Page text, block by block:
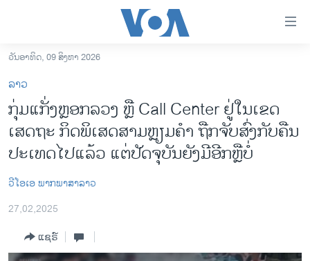
ເຂົ້າ
ຫາ
ຂ້າມ
ຂ້າມ
ຂ້າມ
ໄປ
ຫາ
ຊອກ
ລາວ
ອາເມຣິກາ
ການເລືອກຕັ້ງ ປະທານາທີບໍດີ ສະຫະລັດ 2024
ອິດສະຫຼະພາບດ້ານການຂ່າວ
ວັນອາທິດ, 09 ສິງຫາ 2026
ລາວ
ກຸ່ມແກັ່ງຫຼອກລວງ ຫຼື Call Center ຢູ່ໃນເຂດ
ເສດຖະ ກິດພິເສດສາມຫຼຽມຄຳ ຖືກຈັບສົ່ງກັບຄືນ
ປະ​ເທດໄປແລ້ວ ແຕ່ປັດຈຸບັນຍັງມີອີກຫຼືບໍ່
​ວີ​ໂອ​ເອ ​ພາກ​ພາ​ສາ​ລາວ
27,02,2025
ແຊຣ໌